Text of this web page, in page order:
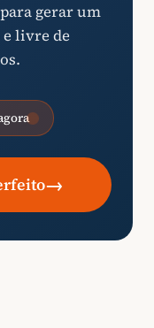
gerar um
livre de
→